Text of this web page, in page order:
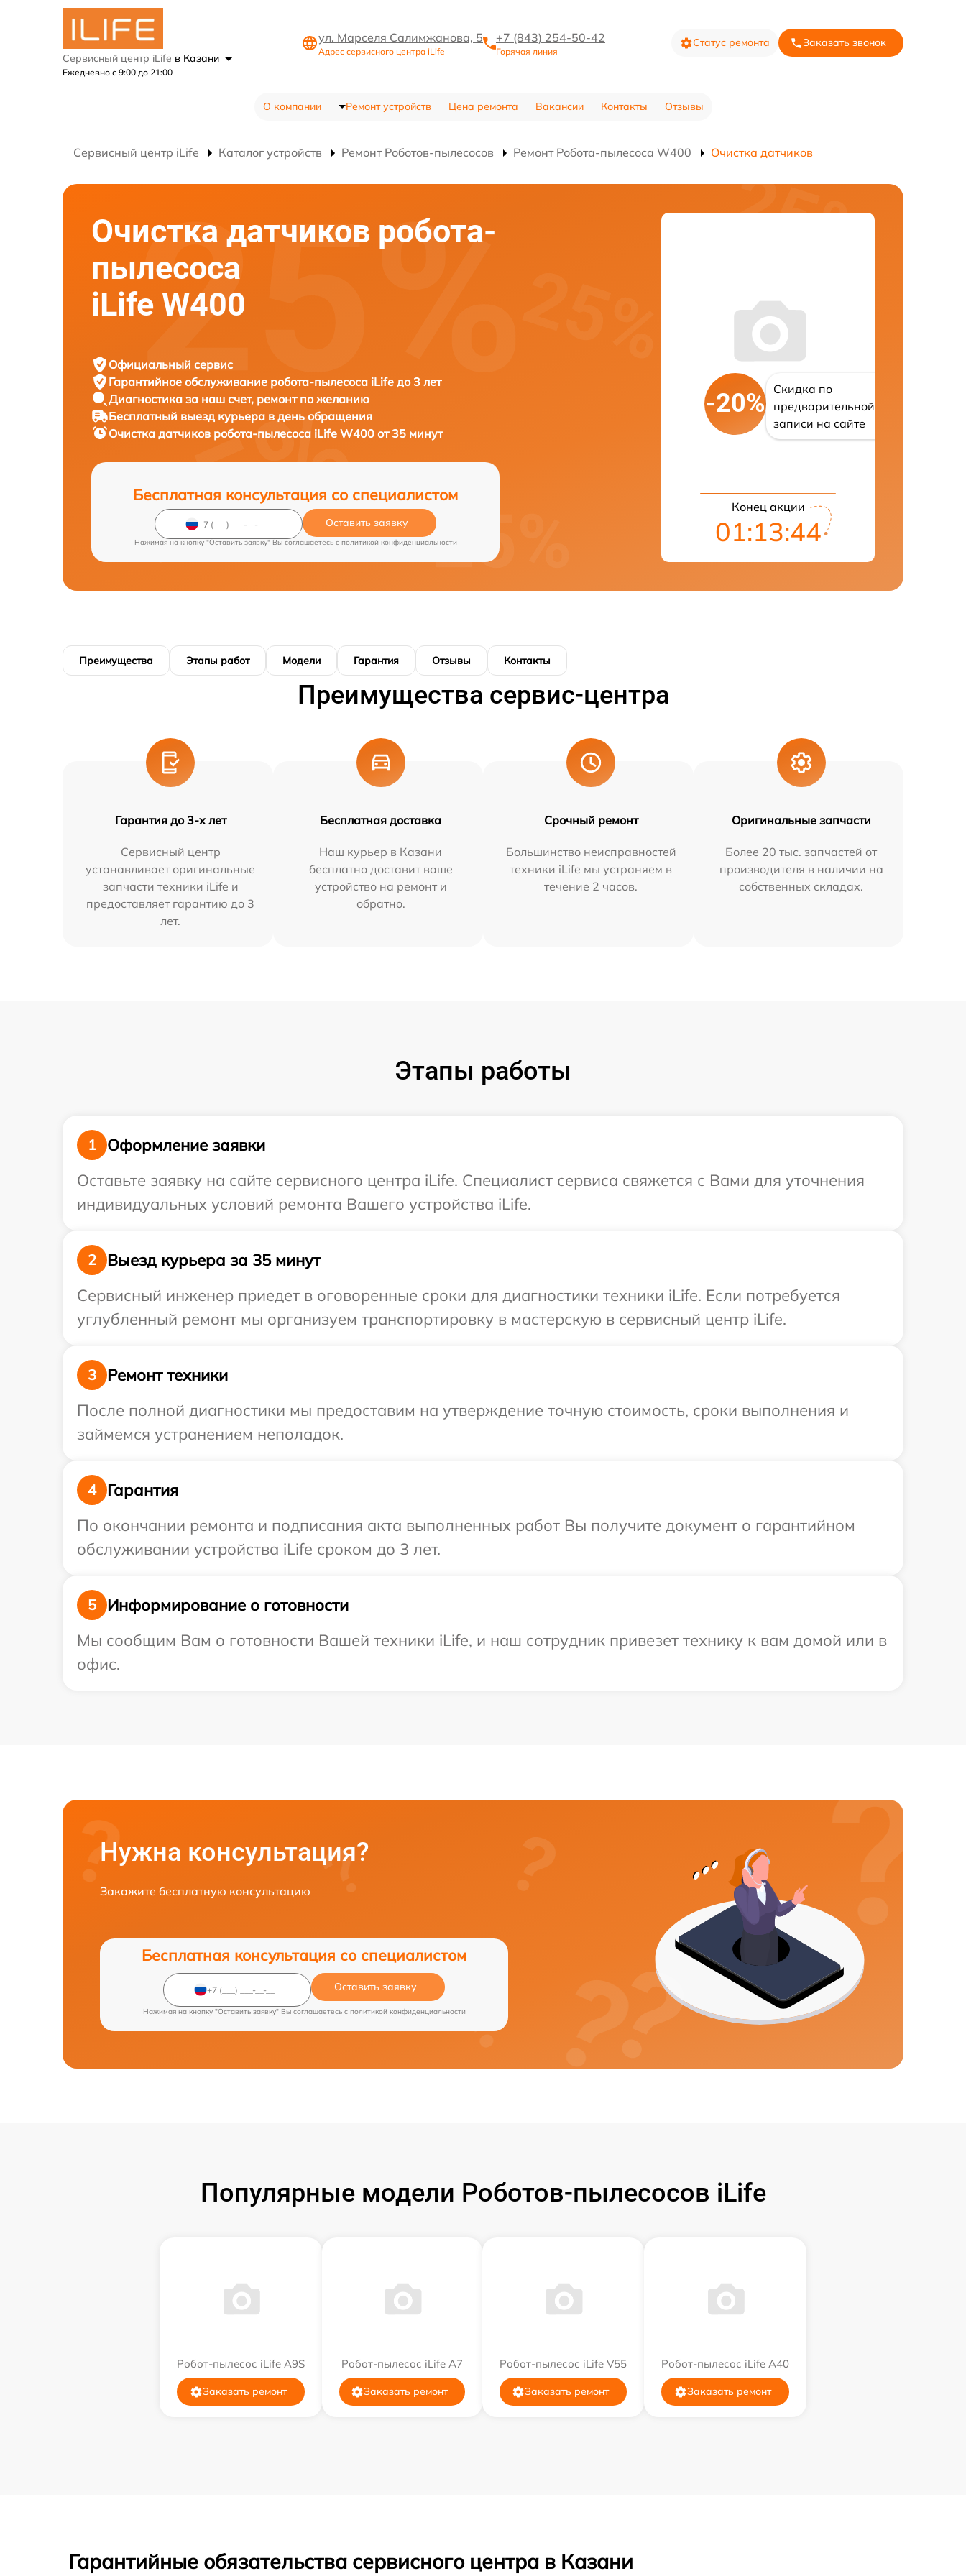
Сервисный центр iLife в Казани
Ежедневно с 9:00 до 21:00
ул. Марселя Салимжанова, 5
Адрес сервисного центра iLife
+7 (843) 254-50-42
Горячая линия
Статус ремонта Заказать звонок
О компании Ремонт устройств Цена ремонта Вакансии Контакты Отзывы
Сервисный центр iLife Каталог устройств Ремонт Роботов-пылесосов Ремонт Робота-пылесоса W400 Очистка датчиков
Очистка датчиков робота-
пылесоса
iLife W400
Официальный сервис
Гарантийное обслуживание робота-пылесоса iLife до 3 лет
Диагностика за наш счет, ремонт по желанию
Бесплатный выезд курьера в день обращения
Очистка датчиков робота-пылесоса iLife W400 от 35 минут
Бесплатная консультация со специалистом
Оставить заявку
Нажимая на кнопку "Оставить заявку" Вы соглашаетесь c политикой конфиденциальности
-20%
Скидка по
предварительной
записи на сайте
Конец акции
01:13:43
Преимущества Этапы работ Модели Гарантия Отзывы Контакты
Преимущества сервис-центра
Гарантия до 3-х лет
Сервисный центр
устанавливает оригинальные
запчасти техники iLife и
предоставляет гарантию до 3
лет.
Бесплатная доставка
Наш курьер в Казани
бесплатно доставит ваше
устройство на ремонт и
обратно.
Срочный ремонт
Большинство неисправностей
техники iLife мы устраняем в
течение 2 часов.
Оригинальные запчасти
Более 20 тыс. запчастей от
производителя в наличии на
собственных складах.
Этапы работы
1
Оформление заявки
Оставьте заявку на сайте сервисного центра iLife. Специалист сервиса свяжется с Вами для уточнения
индивидуальных условий ремонта Вашего устройства iLife.
2
Выезд курьера за 35 минут
Сервисный инженер приедет в оговоренные сроки для диагностики техники iLife. Если потребуется
углубленный ремонт мы организуем транспортировку в мастерскую в сервисный центр iLife.
3
Ремонт техники
После полной диагностики мы предоставим на утверждение точную стоимость, сроки выполнения и
займемся устранением неполадок.
4
Гарантия
По окончании ремонта и подписания акта выполненных работ Вы получите документ о гарантийном
обслуживании устройства iLife сроком до 3 лет.
5
Информирование о готовности
Мы сообщим Вам о готовности Вашей техники iLife, и наш сотрудник привезет технику к вам домой или в
офис.
Нужна консультация?
Закажите бесплатную консультацию
Бесплатная консультация со специалистом
Оставить заявку
Нажимая на кнопку "Оставить заявку" Вы соглашаетесь c политикой конфиденциальности
Популярные модели Роботов-пылесосов iLife
Робот-пылесос iLife A9S
Заказать ремонт
Робот-пылесос iLife A7
Заказать ремонт
Робот-пылесос iLife V55
Заказать ремонт
Робот-пылесос iLife A40
Заказать ремонт
Гарантийные обязательства сервисного центра в Казани